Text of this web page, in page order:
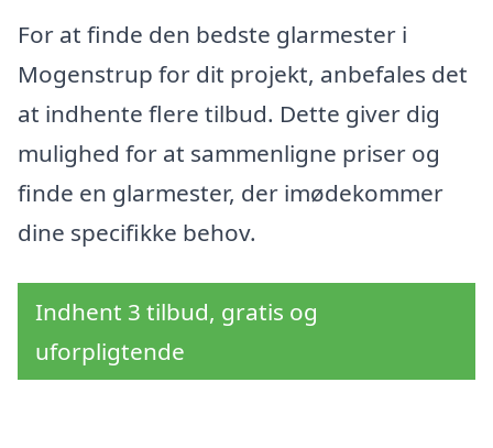
For at finde den bedste glarmester i
Mogenstrup for dit projekt, anbefales det
at indhente flere tilbud. Dette giver dig
mulighed for at sammenligne priser og
finde en glarmester, der imødekommer
dine specifikke behov.
Indhent 3 tilbud, gratis og
uforpligtende